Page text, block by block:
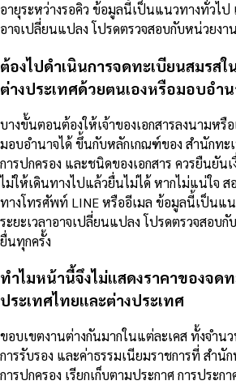
อายุระหว่างรอคิว ข้อมูลนี้เป็นแนวทางทั่วไป
อาจเปลี่ยนแปลง โปรดตรวจสอบกับหน่วยง
ต้องไปดำเนินการจดทะเบียนสมรสใ
ต่างประเทศด้วยตนเองหรือมอบอำ
บางขั้นตอนต้องให้เจ้าของเอกสารลงนามหรื
มอบอำนาจได้ ขึ้นกับหลักเกณฑ์ของ สำนักทะ
การปกครอง และชนิดของเอกสาร ควรยืนยัน
ไม่ให้เดินทางไปแล้วยื่นไม่ได้ หากไม่แน่ใจ ส
ทางโทรศัพท์ LINE หรืออีเมล ข้อมูลนี้เป็นแ
ระยะเวลาอาจเปลี่ยนแปลง โปรดตรวจสอบ
ยื่นทุกครั้ง
ทำไมหน้านี้จึงไม่แสดงราคาของจด
ประเทศไทยและต่างประเทศ
ขอบเขตงานต่างกันมากในแต่ละเคส ทั้งจำ
การรับรอง และค่าธรรมเนียมราชการที่ สำนั
การปกครอง เรียกเก็บตามประกาศ การประก